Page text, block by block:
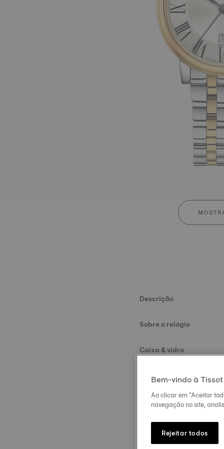
Descrição
Sobre o relógio
Caixa & vidro
Movimento
Mostrador
Bracelete
Bem-vindo à Tissot
Ao clicar em "Aceitar
navegação no site,
Rejeitar todos